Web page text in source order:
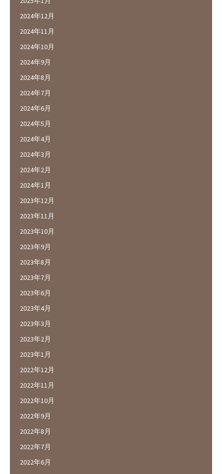
2024年12月
2024年11月
2024年10月
2024年9月
2024年8月
2024年7月
2024年6月
2024年5月
2024年4月
2024年3月
2024年2月
2024年1月
2023年12月
2023年11月
2023年10月
2023年9月
2023年8月
2023年7月
2023年6月
2023年4月
2023年3月
2023年2月
2023年1月
2022年12月
2022年11月
2022年10月
2022年9月
2022年8月
2022年7月
2022年6月